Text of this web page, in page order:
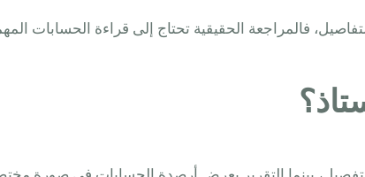
فالمراجعة الحقيقية تحتاج إلى قراءة الحسابات